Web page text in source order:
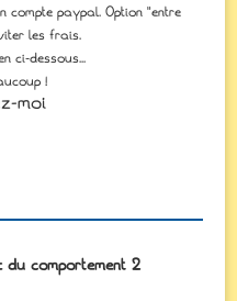
paypal. Option "entre
les frais.
ci-dessous...
!
comportement 2